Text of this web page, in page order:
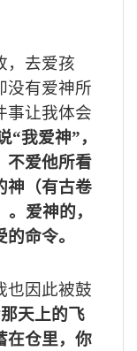
，去爱孩
没有爱神所
事让我体会
“我爱神”，
不爱他所看
神（有古卷
爱神的，
命令。
也因此被鼓
天上的飞
在仓里，你